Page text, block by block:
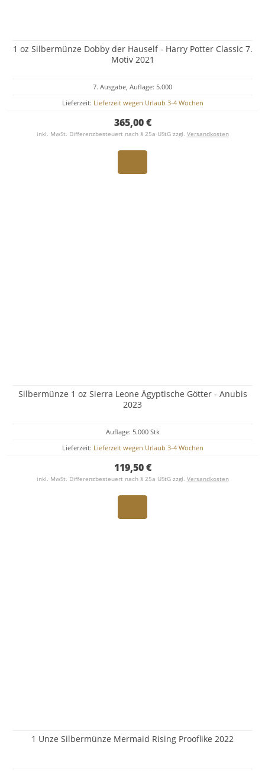
1 oz Silbermünze Dobby der Hauself - Harry Potter Classic 7.
Motiv 2021
7. Ausgabe, Auflage: 5.000
Lieferzeit: Lieferzeit wegen Urlaub 3-4 Wochen
365,00 €
inkl. MwSt. Differenzbesteuert nach § 25a UStG zzgl. Versandkosten
Silbermünze 1 oz Sierra Leone Ägyptische Götter - Anubis
2023
Auflage: 5.000 Stk
Lieferzeit: Lieferzeit wegen Urlaub 3-4 Wochen
119,50 €
inkl. MwSt. Differenzbesteuert nach § 25a UStG zzgl. Versandkosten
1 Unze Silbermünze Mermaid Rising Prooflike 2022